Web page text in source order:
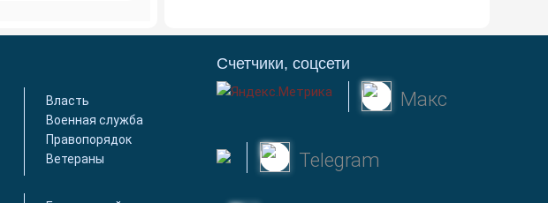
Власть
Военная служба
Правопорядок
Ветераны
Счетчики, соцсети
Макс
Telegram